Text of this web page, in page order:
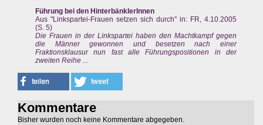
Führung bei den HinterbänklerInnen
Aus "Linkspartei-Frauen setzen sich durch" in: FR, 4.10.2005
(S. 5)
Die Frauen in der Linkspartei haben den Machtkampf gegen
die Männer gewonnen und besetzen nach einer
Fraktionsklausur nun fast alle Führungspositionen in der
zweiten Reihe ...
Kommentare
Bisher wurden noch keine Kommentare abgegeben.